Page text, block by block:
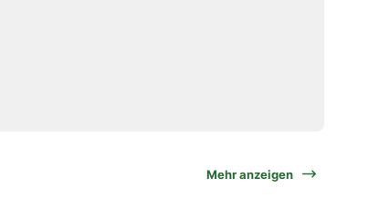
Mehr anzeigen